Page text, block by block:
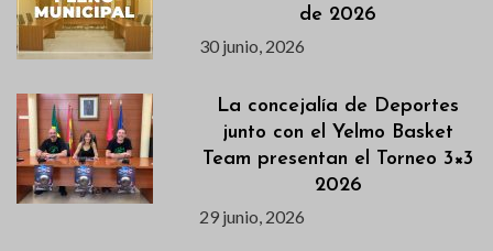
de 2026
30 junio, 2026
La concejalía de Deportes
junto con el Yelmo Basket
Team presentan el Torneo 3×3
2026
29 junio, 2026